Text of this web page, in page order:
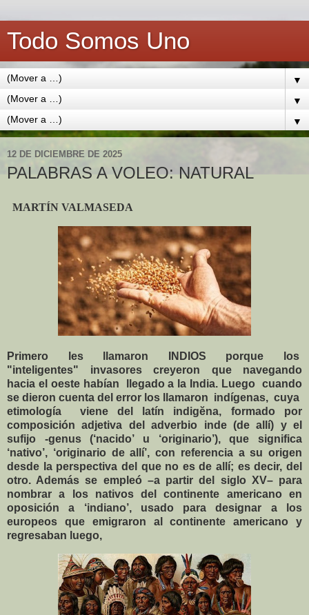
Todo Somos Uno
▼
▼
▼
12 DE DICIEMBRE DE 2025
PALABRAS A VOLEO: NATURAL
MARTÍN VALMASEDA
Primero les llamaron INDIOS porque los
"inteligentes" invasores creyeron que navegando
hacia el oeste habían llegado a la India. Luego cuando
se dieron cuenta del error los llamaron indígenas, cuya
etimología viene del latín indigĕna, formado por
composición adjetiva del adverbio inde (de allí) y el
sufijo -genus (‘nacido’ u ‘originario’), que significa
‘nativo’, ‘originario de allí’, con referencia a su origen
desde la perspectiva del que no es de allí; es decir, del
otro. Además se empleó –a partir del siglo XV– para
nombrar a los nativos del continente americano en
oposición a ‘indiano’, usado para designar a los
europeos que emigraron al continente americano y
regresaban luego,